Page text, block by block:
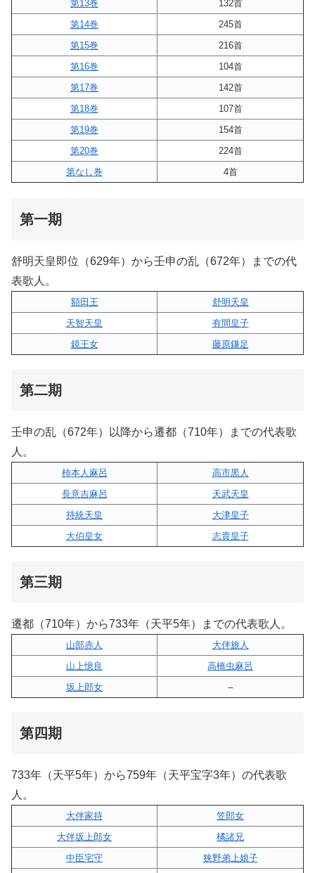
第13巻
132首
第14巻
245首
第15巻
216首
第16巻
104首
第17巻
142首
第18巻
107首
第19巻
154首
第20巻
224首
第なし巻
4首
第一期
舒明天皇即位（629年）から壬申の乱（672年）までの代
表歌人。
額田王
舒明天皇
天智天皇
有間皇子
鏡王女
藤原鎌足
第二期
壬申の乱（672年）以降から遷都（710年）までの代表歌
人。
柿本人麻呂
高市黒人
長意吉麻呂
天武天皇
持統天皇
大津皇子
大伯皇女
志貴皇子
第三期
遷都（710年）から733年（天平5年）までの代表歌人。
山部赤人
大伴旅人
山上憶良
高橋虫麻呂
坂上郎女
–
第四期
733年（天平5年）から759年（天平宝字3年）の代表歌
人。
大伴家持
笠郎女
大伴坂上郎女
橘諸兄
中臣宅守
狭野弟上娘子